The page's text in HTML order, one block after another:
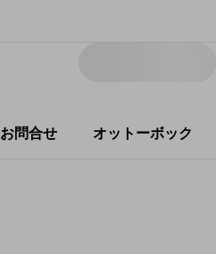
お問合せ オットーボック